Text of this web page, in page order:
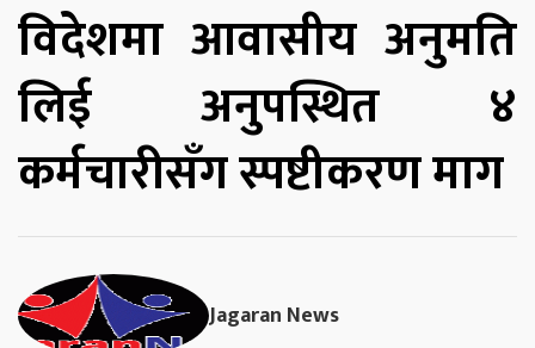
विदेशमा आवासीय अनुमति
लिई अनुपस्थित ४
कर्मचारीसँग स्पष्टीकरण माग
Jagaran News